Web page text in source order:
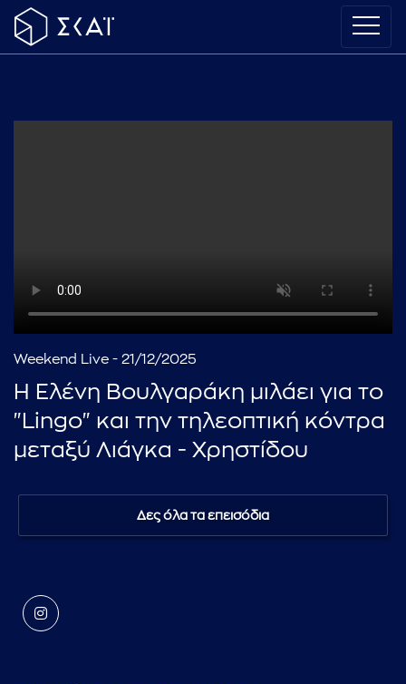
Weekend Live - 21/12/2025
Η Ελένη Βουλγαράκη μιλάει για το
"Lingo" και την τηλεοπτική κόντρα
μεταξύ Λιάγκα - Χρηστίδου
Δες όλα τα επεισόδια